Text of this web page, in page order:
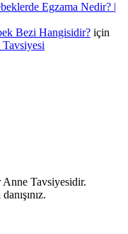
Egzama Nedir? |
Bezi Hangisidir? için
Tavsiyesidir.